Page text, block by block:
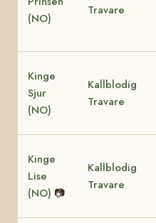
(NO)
Travare
Kinge
Sjur
(NO)
Kallblodig
Travare
Kinge
Lise
(NO) 📷
Kallblodig
Travare